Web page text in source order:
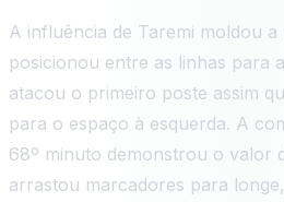
A influência de Taremi moldou a
posicionou entre as linhas para
atacou o primeiro poste assim
para o espaço à esquerda. A
68º minuto demonstrou o valor
arrastou marcadores para